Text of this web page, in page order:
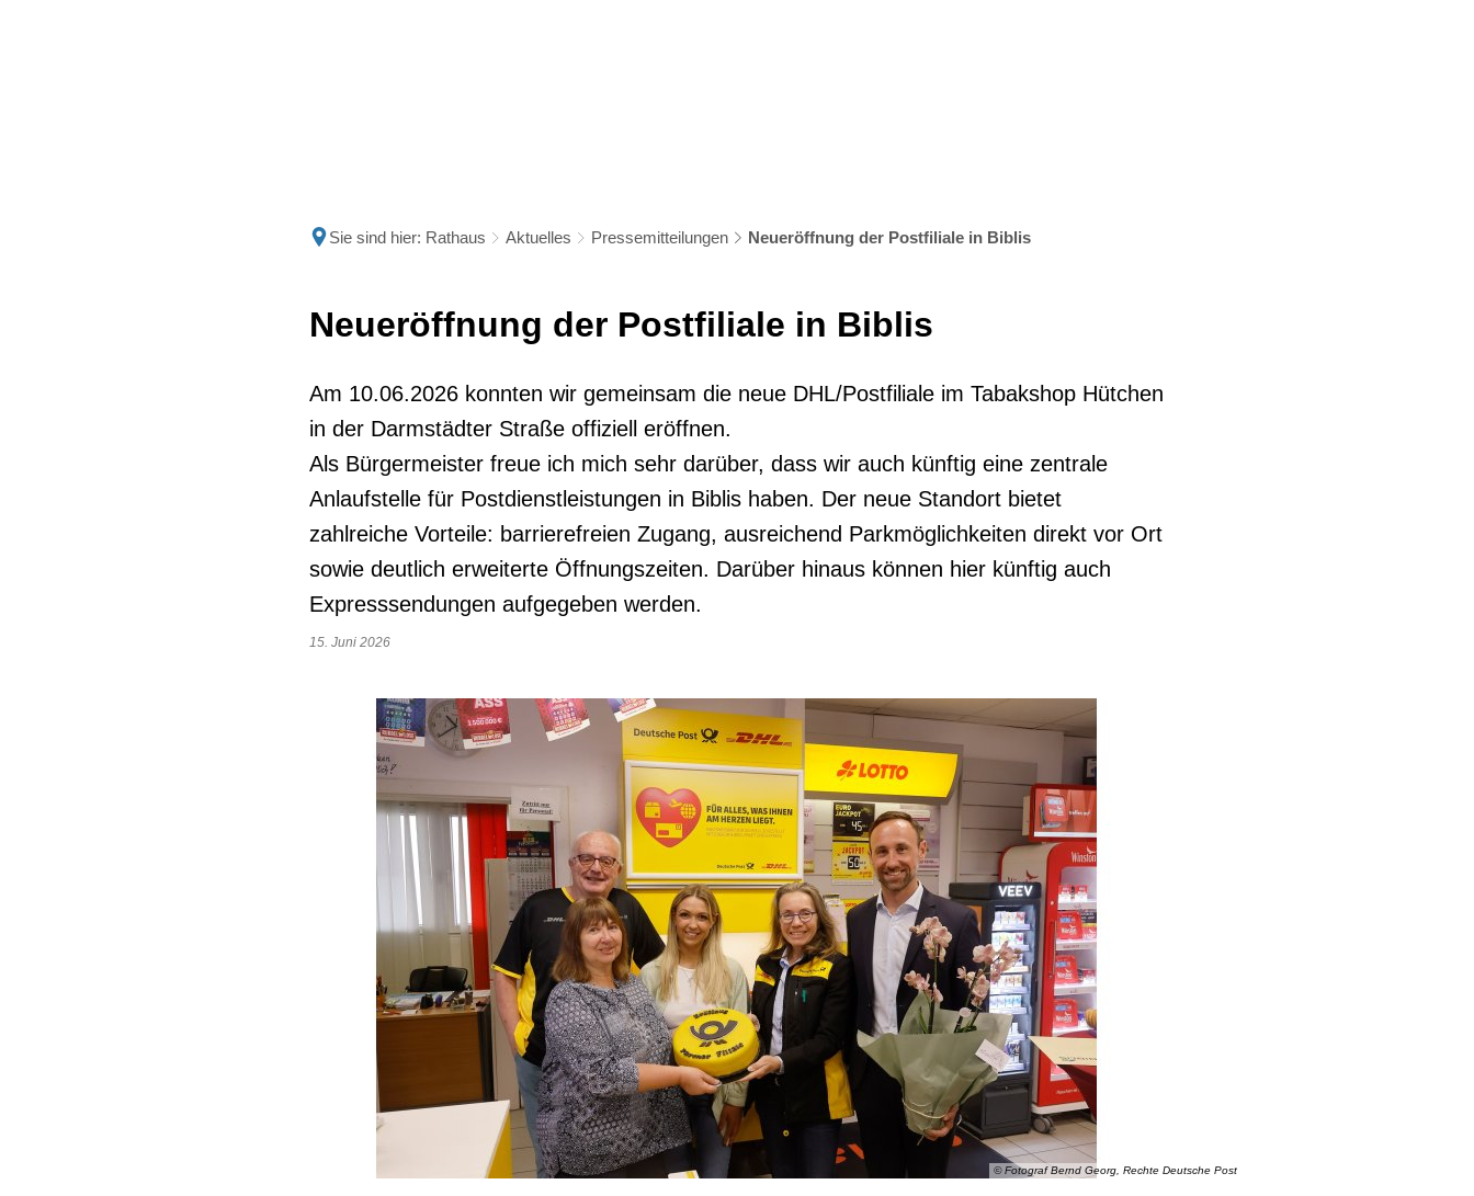
Sie sind hier: Rathaus Aktuelles Pressemitteilungen Neueröffnung der Postfiliale in Biblis
Neueröffnung der Postfiliale in Biblis
Am 10.06.2026 konnten wir gemeinsam die neue DHL/Postfiliale im Tabakshop Hütchen
in der Darmstädter Straße offiziell eröffnen.
Als Bürgermeister freue ich mich sehr darüber, dass wir auch künftig eine zentrale
Anlaufstelle für Postdienstleistungen in Biblis haben. Der neue Standort bietet
zahlreiche Vorteile: barrierefreien Zugang, ausreichend Parkmöglichkeiten direkt vor Ort
sowie deutlich erweiterte Öffnungszeiten. Darüber hinaus können hier künftig auch
Expresssendungen aufgegeben werden.
15. Juni 2026
© Fotograf Bernd Georg, Rechte Deutsche Post